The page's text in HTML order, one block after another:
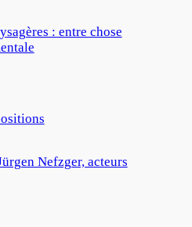
: entre chose
Nefzger, acteurs